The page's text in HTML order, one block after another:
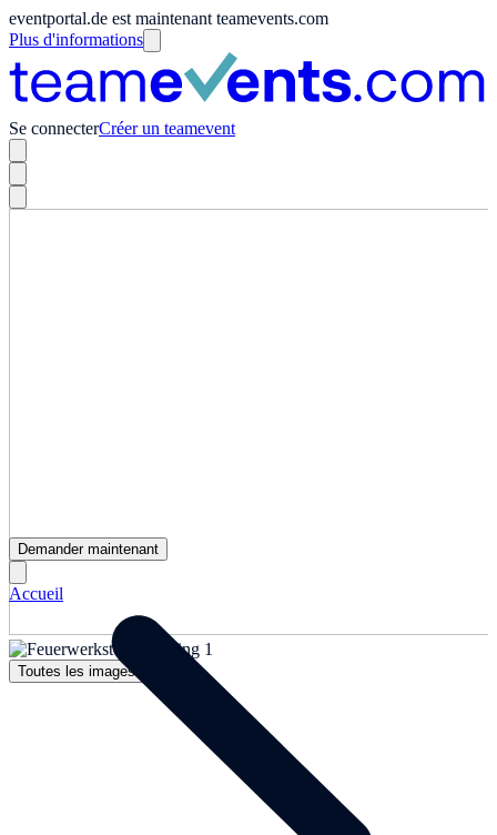
eventportal.de est maintenant teamevents.com
Plus d'informations
Se connecterCréer un teamevent
Toutes les images (1)
Demander maintenant
Accueil